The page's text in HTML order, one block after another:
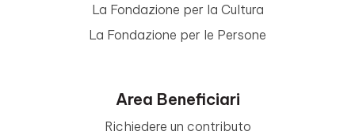
La Fondazione per la Cultura
La Fondazione per le Persone
Area Beneficiari
Richiedere un contributo